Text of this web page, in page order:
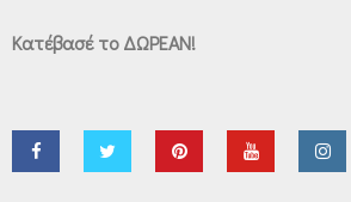
Κατέβασέ το ΔΩΡΕΑΝ!